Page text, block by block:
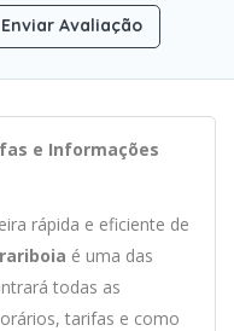
Enviar Avaliação
e Informações
rápida e eficiente de
é uma das
todas as
tarifas e como